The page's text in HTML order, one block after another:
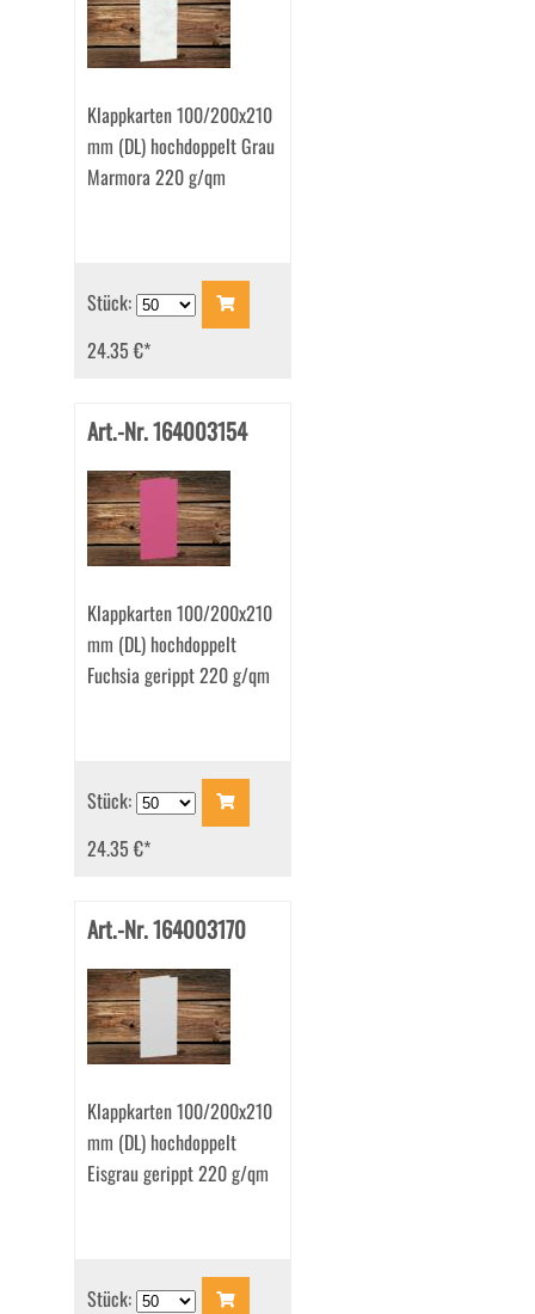
Klappkarten 100/200x210
mm (DL) hochdoppelt Grau
Marmora 220 g/qm
Stück:
24.35 €*
Art.-Nr. 164003154
Klappkarten 100/200x210
mm (DL) hochdoppelt
Fuchsia gerippt 220 g/qm
Stück:
24.35 €*
Art.-Nr. 164003170
Klappkarten 100/200x210
mm (DL) hochdoppelt
Eisgrau gerippt 220 g/qm
Stück: